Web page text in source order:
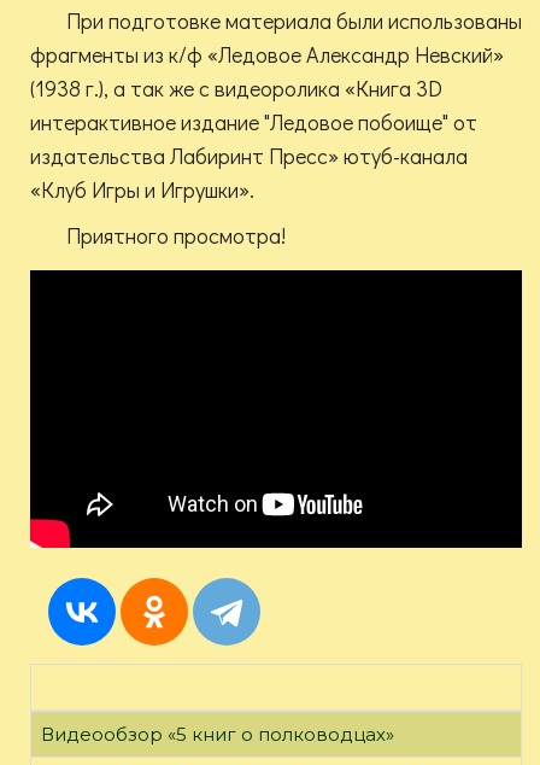
При подготовке материала были использованы
фрагменты из к/ф «Ледовое Александр Невский»
(1938 г.), а так же с видеоролика «Книга 3D
интерактивное издание "Ледовое побоище" от
издательства Лабиринт Пресс» ютуб-канала
«Клуб Игры и Игрушки».
Приятного просмотра!
Видеообзор «5 книг о полководцах»